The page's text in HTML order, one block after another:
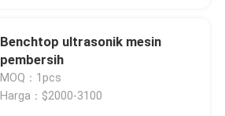
Benchtop ultrasonik mesin
pembersih
MOQ：1pcs
Harga：$2000-3100